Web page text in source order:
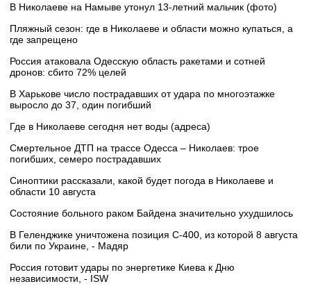
В Николаеве на Намыве утонул 13-летний мальчик (фото)
Пляжный сезон: где в Николаеве и области можно купаться, а
где запрещено
Россия атаковала Одесскую область ракетами и сотней
дронов: сбито 72% целей
В Харькове число пострадавших от удара по многоэтажке
выросло до 37, один погибший
Где в Николаеве сегодня нет воды (адреса)
Смертельное ДТП на трассе Одесса – Николаев: трое
погибших, семеро пострадавших
Синоптики рассказали, какой будет погода в Николаеве и
области 10 августа
Состояние больного раком Байдена значительно ухудшилось
В Геленджике уничтожена позиция С-400, из которой 8 августа
били по Украине, - Мадяр
Россия готовит удары по энергетике Киева к Дню
независимости, - ISW